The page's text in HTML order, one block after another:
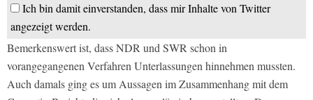
Ich bin damit einverstanden, dass mir Inhalte von Twitter
angezeigt werden.
Bemerkenswert ist, dass NDR und SWR schon in
vorangegangenen Verfahren Unterlassungen hinnehmen mussten.
Auch damals ging es um Aussagen im Zusammenhang mit dem